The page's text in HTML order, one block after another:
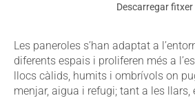
Descarregar fitxer
Les paneroles s’han adaptat a
diferents espais i proliferen més a
llocs càlids, humits i ombrívols on
menjar, aigua i refugi; tant a les llars,